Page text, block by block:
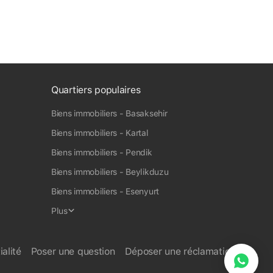
Quartiers populaires
Biens immobiliers - Basaksehir
Biens immobiliers - Kartal
Biens immobiliers - Pendik
Biens immobiliers - Beylikduzu
Biens immobiliers - Esenyurt
Plus
Poser une question Déposer une réclamation